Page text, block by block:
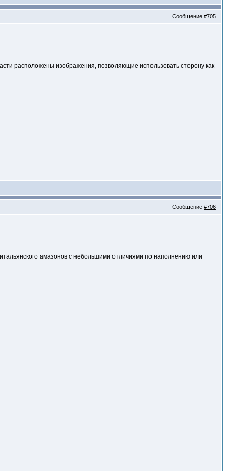
Сообщение #705
расположены изображения, позволяющие использовать сторону как
Сообщение #706
амазонов с небольшими отличиями по наполнению или